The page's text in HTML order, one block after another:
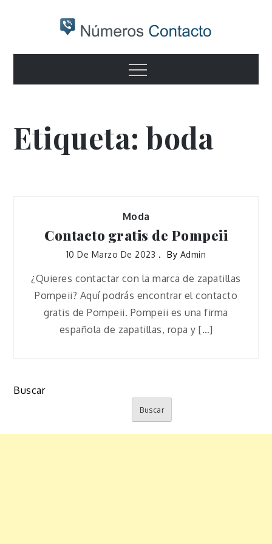
Numeros
contacto
Otro sitio realizado con WordPress
Menu
Etiqueta:boda
Moda
Contacto gratis de Pompeii
10 De Marzo De 2023 By Admin
¿Quieres contactar con la marca de zapatillas
Pompeii? Aquí podrás encontrar el contacto
gratis de Pompeii. Pompeii es una firma
española de zapatillas, ropa y […]
Buscar
Buscar